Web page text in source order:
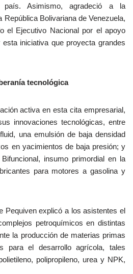
país. Asimismo, agradeció a la
República Bolivariana de Venezuela,
el Ejecutivo Nacional por el apoyo
iniciativa que proyecta grandes
tecnológica
activa en esta cita empresarial,
innovaciones tecnológicas, entre
una emulsión de baja densidad
en yacimientos de baja presión; y
insumo primordial en la
para motores a gasolina y
Pequiven explicó a los asistentes el
petroquímicos en distintas
la producción de materias primas
para el desarrollo agrícola, tales
polipropileno, urea y NPK,